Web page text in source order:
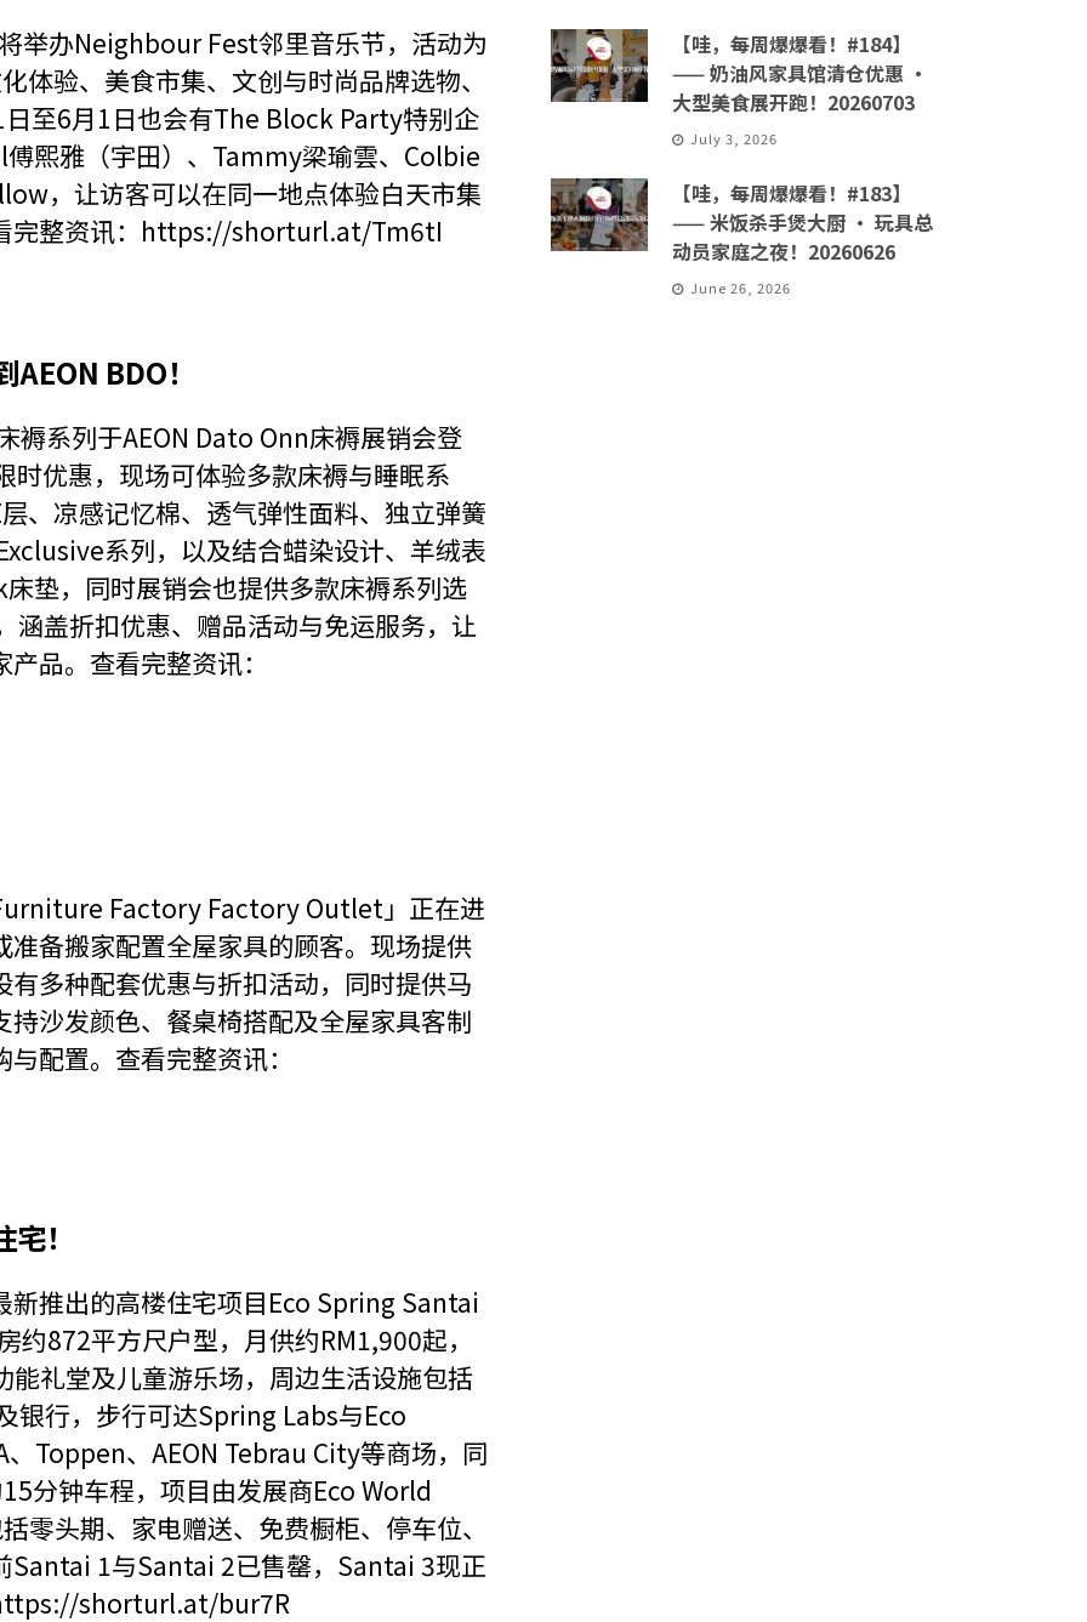
举办Neighbour Fest邻里音乐节，活动为
体验、美食市集、文创与时尚品牌选物、
至6月1日也会有The Block Party特别企
熙雅（宇田）、Tammy梁瑜雲、Colbie
，让访客可以在同一地点体验白天市集
整资讯： https://shorturl.at/Tm6tI
BDO！
系列于AEON Dato Onn床褥展销会登
优惠，现场可体验多款床褥与睡眠系
、凉感记忆棉、透气弹性面料、独立弹簧
系列，以及结合蜡染设计、羊绒表
垫，同时展销会也提供多款床褥系列选
涵盖折扣优惠、赠品活动与免运服务，让
品。查看完整资讯：
Factory Factory Outlet」正在进
备搬家配置全屋家具的顾客。现场提供
多种配套优惠与折扣活动，同时提供马
沙发颜色、餐桌椅搭配及全屋家具客制
配置。查看完整资讯：
！
推出的高楼住宅项目Eco Spring Santai
872平方尺户型，月供约RM1,900起，
礼堂及儿童游乐场，周边生活设施包括
银行，步行可达Spring Labs与Eco
Toppen、AEON Tebrau City等商场，同
分钟车程，项目由发展商Eco World
头期、家电赠送、免费橱柜、停车位、
Santai 1与Santai 2已售罄，Santai 3现正
shorturl.at/bur7R
【哇，每周爆爆看！#184】
—— 奶油风家具馆清仓优惠 ·
大型美食展开跑！20260703
July 3, 2026
【哇，每周爆爆看！#183】
—— 米饭杀手煲大厨 · 玩具总
动员家庭之夜！20260626
June 26, 2026